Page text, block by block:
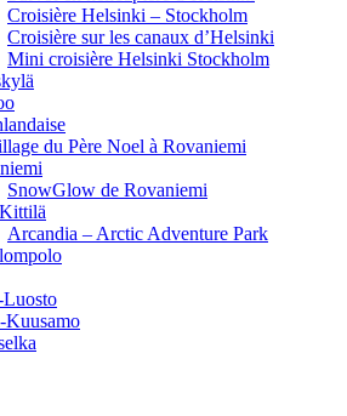
Croisière Helsinki – Stockholm
Croisière sur les canaux d’Helsinki
Mini croisière Helsinki Stockholm
du Père Noel à Rovaniemi
SnowGlow de Rovaniemi
Arcandia – Arctic Adventure Park
Luosto
Kuusamo